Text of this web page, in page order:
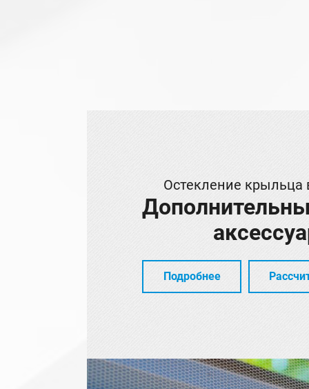
Остекление крыльца
Подробнее